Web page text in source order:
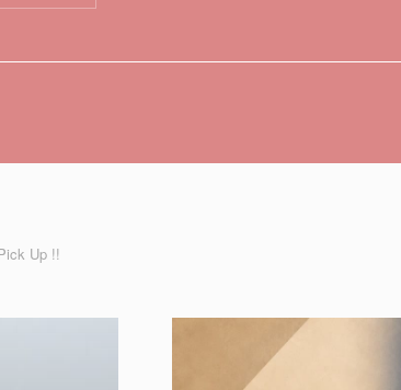
Up !!